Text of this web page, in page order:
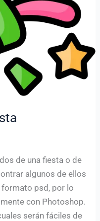
de una fiesta o de
algunos de ellos
psd, por lo
con Photoshop.
serán fáciles de